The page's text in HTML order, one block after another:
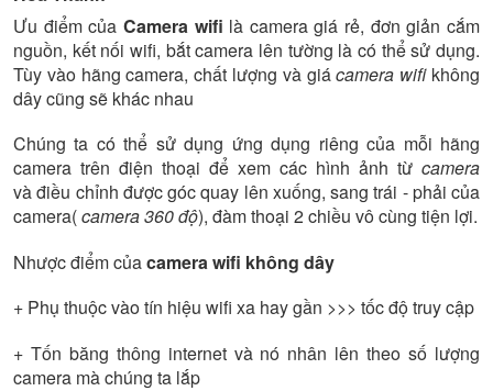
Ưu điểm của Camera wifi là camera giá rẻ, đơn giản cắm
nguồn, kết nối wifi, bắt camera lên tường là có thể sử dụng.
Tùy vào hãng camera, chất lượng và giácamera wifikhông
dây cũng sẽ khác nhau
Chúng ta có thể sử dụng ứng dụng riêng của mỗi hãng
camera trên điện thoại để xem các hình ảnh từ camera
và điều chỉnh được góc quay lên xuống, sang trái - phải của
camera(camera 360 độ), đàm thoại 2 chiều vô cùng tiện lợi.
Nhược điểm củacamera wifi không dây
+ Phụ thuộc vào tín hiệu wifi xa hay gần >>> tốc độ truy cập
+ Tốn băng thông internet và nó nhân lên theo số lượng
camera mà chúng ta lắp